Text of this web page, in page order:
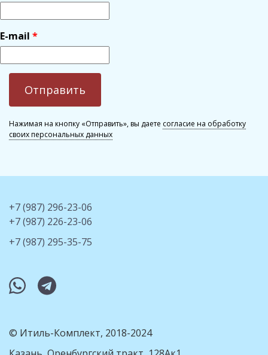
E-mail
Нажимая на кнопку «Отправить», вы даете согласие на обработку
своих персональных данных
+7 (987) 296-23-06
+7 (987) 226-23-06
+7 (987) 295-35-75
whatsapptelegram
© Итиль-Комплект, 2018-2024